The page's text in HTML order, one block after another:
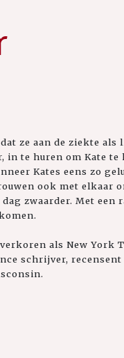
ze aan de ziekte als
in te huren om Kate
Kates eens zo
ook met elkaar
zwaarder. Met een
als New York
schrijver,